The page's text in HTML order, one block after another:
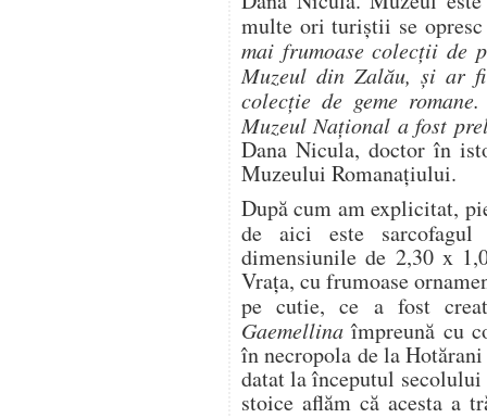
multe ori turiștii se
mai frumoase colecții de
Muzeul din Zalău, și ar
colecție de geme
Muzeul Național a fost
Dana Nicula, doctor în
Muzeului Romanațiului.
După cum am explicitat,
de aici este
dimensiunile de 2,30 x
Vraţa, cu frumoase
pe cutie, ce a fost
Gaemellina împreună cu
în necropola de la
datat la începutul
stoice aflăm că acesta a